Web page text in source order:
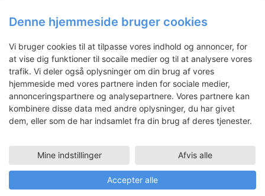
kunstnerdrevne udstillingssted BLADR.
Sofia Hagström Møller +
Marianne Fairbanks: Loud
Volumes Soft Stuff
Loud volumes soft stuff – an exhibition in
Denne hjemmeside bruger cookies
Vi bruger cookies til at tilpasse vores indhold og annoncer, for
at vise dig funktioner til socaile medier og til at analysere vores
trafik. Vi deler også oplysninger om din brug af vores
hjemmeside med vores partnere inden for sociale medier,
annonceringspartnere og analysepartnere. Vores partnere kan
kombinere disse data med andre oplysninger, du har givet
dem, eller som de har indsamlet fra din brug af deres tjenester.
Mine indstillinger Afvis alle
Accepter alle